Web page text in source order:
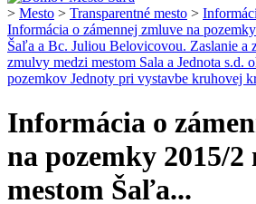
> Mesto > Transparentné mesto >
Informácia o zámennej zmluve na
Šaľa a Bc. Juliou Belovicovou. Zaslanie a
zmulvy medzi mestom Sala a Jednota s.d.
pozemkov Jednoty pri vystavbe kruhovej
Informácia o
na pozemky 2015/2
mestom Šaľa...